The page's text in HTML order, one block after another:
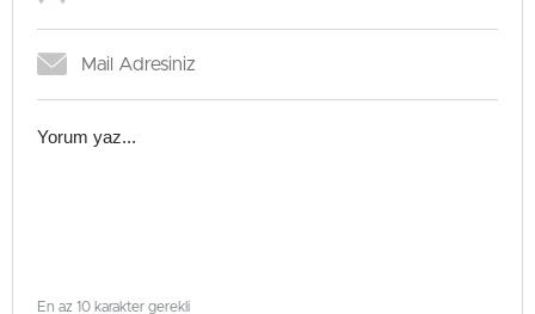
En az 10 karakter gerekli